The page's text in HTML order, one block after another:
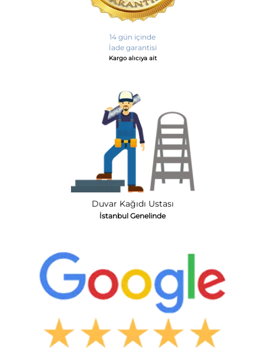
14 gün içinde
İade garantisi
Kargo alıcıya ait
Duvar Kağıdı Ustası
İstanbul Genelinde